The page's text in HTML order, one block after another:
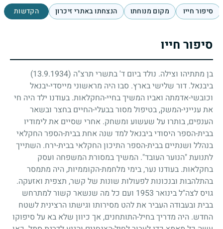
סיפור חייו מקום מנוחתו הנצחתו באתרי זיכרון הקדשות
סיפור חייו
בן מתתיהו וצילה. נולד ביום ד' בתשרי תרצ"ה (13.9.1934)
ביבנאל. דור שלישי בארץ. סבו היה מראשוני מייסדי-יבנאל
וכובשי-אדמתה ואביו המשיך בחיי-החקלאות. בעודנו ילד היה חי
את ענייני-המשק, בטיפול מסור בבעלי-החיים בחצר ובשאר
הענפים, בותרו על שעשוע ומשחק. אחרי שסיים את לימודיו
בבית-הספר היסודי ביבנאל למד שנה אחת בבית-הספר החקלאי
בנהלל ושנתיים בבית-הספר התיכון החקלאי בבית-ירח. השתייך
לתנועת "הנוער העובד". המשיך במסורת המשפחה ועסק
בחקלאות. בעודנו נער, בימי מלחמת-הקוממיות, היה מתמסר
בהתלהבות ובנכונות לפעולות שונות של קשר, תצפית ואזעקה.
גויס לצה"ל בינואר 1953 ועם כל מה שנשאר קשור למתרחש
בבית ובעבודה העביר את להט מסירותו וגישתו הרצינית לשטח
החדש. היה מדריך בחיל-התותחנים, אך כיוון שלא בא על סיפוקו